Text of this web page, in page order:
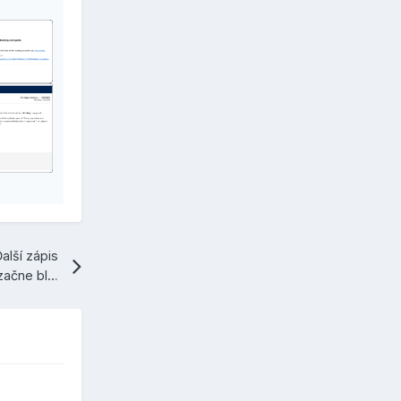
zápis
Orange v priebehu februára 2025 začne blokovať SMTP port 25